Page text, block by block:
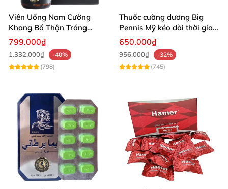
Viên Uống Nam Cường
Khang Bổ Thận Tráng
Dương Kéo Dài Thời Gian
799.000₫
1.332.000₫
-40%
(798)
Thuốc cường dương Big
Pennis Mỹ kéo dài thời gian
hiệu quả
650.000₫
956.000₫
-32%
(745)